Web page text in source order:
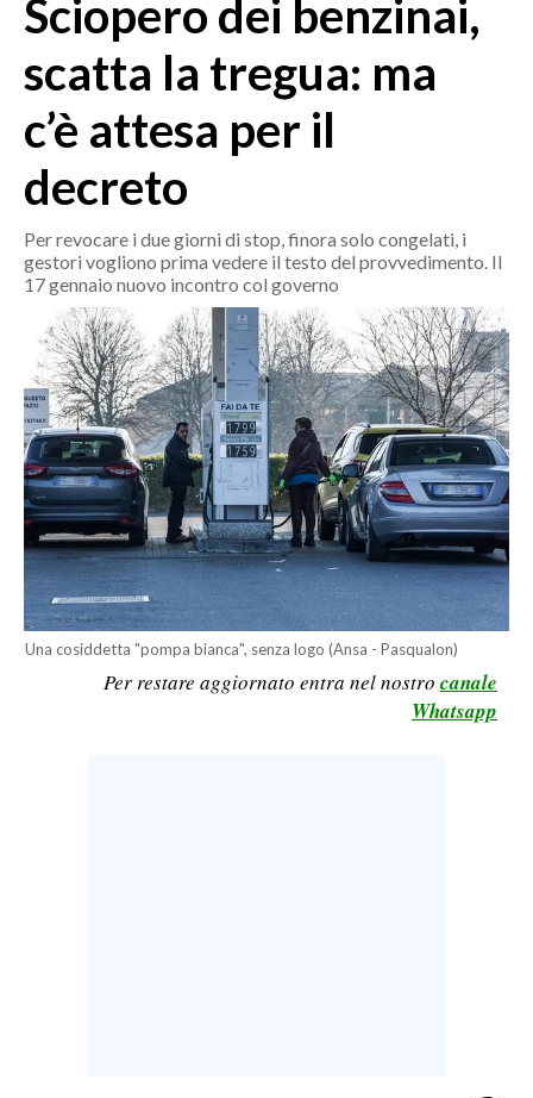
MEDIO CAMPIDANO
ORISTANO E PROVINCIA
SASSARI E PROVINCIA
GALLURA
NUORO E PROVINCIA
OGLIASTRA
CRONACA
ITALIA
MONDO
POLITICA
ECONOMIA
SERVIZI ALLE IMPRESE
LAVORO
BANDI
SPORT IN SARDEGNA
Sciopero dei benzinai,
scatta la tregua: ma
c’è attesa per il
decreto
Per revocare i due giorni di stop, finora solo congelati, i
gestori vogliono prima vedere il testo del provvedimento. Il
17 gennaio nuovo incontro col governo
Una cosiddetta "pompa bianca", senza logo (Ansa - Pasqualon)
Per restare aggiornato entra nel nostro canale
Whatsapp